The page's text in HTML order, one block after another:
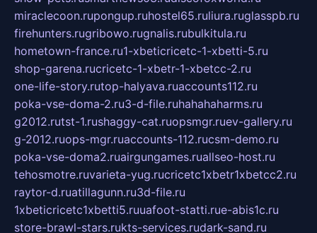
miraclecoon.rupongup.ruhostel65.ruliura.ruglasspb.ru
firehunters.rugribowo.rugnalis.rubulkitula.ru
hometown-france.ru1-xbeticricetc-1-xbetti-5.ru
shop-garena.rucricetc-1-xbetr-1-xbetcc-2.ru
one-life-story.rutop-halyava.ruaccounts112.ru
poka-vse-doma-2.ru3-d-file.ruhahahaharms.ru
g2012.rutst-1.rushaggy-cat.ruopsmgr.ruev-gallery.ru
g-2012.ruops-mgr.ruaccounts-112.rucsm-demo.ru
poka-vse-doma2.ruairgungames.ruallseo-host.ru
tehosmotre.ruvarieta-yug.rucricetc1xbetr1xbetcc2.ru
raytor-d.ruatillagunn.ru3d-file.ru
1xbeticricetc1xbetti5.ruuafoot-statti.rue-abis1c.ru
store-brawl-stars.rukts-services.rudark-sand.ru